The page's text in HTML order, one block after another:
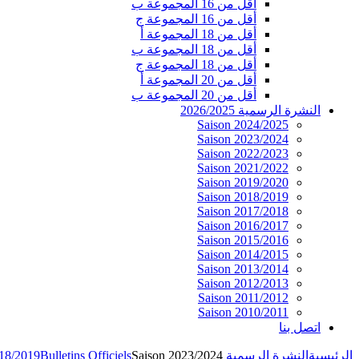
أقل من 16 المجموعة ب
أقل من 16 المجموعة ج
أقل من 18 المجموعة أ
أقل من 18 المجموعة ب
أقل من 18 المجموعة ج
أقل من 20 المجموعة أ
أقل من 20 المجموعة ب
النشرة الرسمية 2026/2025
Saison 2024/2025
Saison 2023/2024
Saison 2022/2023
Saison 2021/2022
Saison 2019/2020
Saison 2018/2019
Saison 2017/2018
Saison 2016/2017
Saison 2015/2016
Saison 2014/2015
Saison 2013/2014
Saison 2012/2013
Saison 2011/2012
Saison 2010/2011
اتصل بنا
الرئيسية النشرة الرسمية 2026/2025 2019Bulletins OfficielsSaison 2023/2024